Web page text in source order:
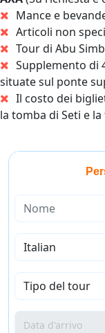
Mance e
Articoli non
Tour di Abu
Supplemento di
situate sul ponte
Il costo dei
la tomba di Seti e